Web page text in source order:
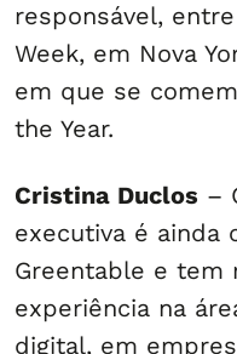
responsável,
Week, em Nova
em que se
the Year.
Cristina Duclos –
executiva é ainda
Greentable e tem
experiência na
digital, em